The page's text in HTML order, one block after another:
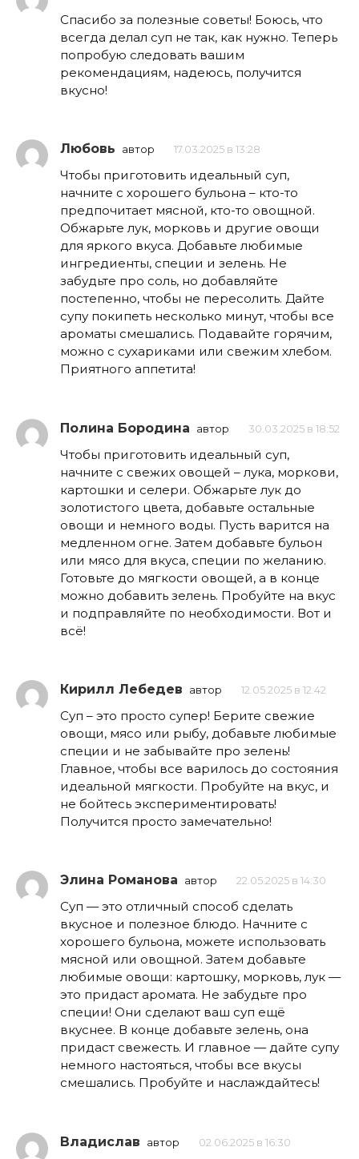
Спасибо за полезные советы! Боюсь, что
всегда делал суп не так, как нужно. Теперь
попробую следовать вашим
рекомендациям, надеюсь, получится
вкусно!
Любовь автор 17.03.2025 в 13:28
Чтобы приготовить идеальный суп,
начните с хорошего бульона – кто-то
предпочитает мясной, кто-то овощной.
Обжарьте лук, морковь и другие овощи
для яркого вкуса. Добавьте любимые
ингредиенты, специи и зелень. Не
забудьте про соль, но добавляйте
постепенно, чтобы не пересолить. Дайте
супу покипеть несколько минут, чтобы все
ароматы смешались. Подавайте горячим,
можно с сухариками или свежим хлебом.
Приятного аппетита!
Полина Бородина автор 30.03.2025 в 18:52
Чтобы приготовить идеальный суп,
начните с свежих овощей – лука, моркови,
картошки и селери. Обжарьте лук до
золотистого цвета, добавьте остальные
овощи и немного воды. Пусть варится на
медленном огне. Затем добавьте бульон
или мясо для вкуса, специи по желанию.
Готовьте до мягкости овощей, а в конце
можно добавить зелень. Пробуйте на вкус
и подправляйте по необходимости. Вот и
всё!
Кирилл Лебедев автор 12.05.2025 в 12:42
Суп – это просто супер! Берите свежие
овощи, мясо или рыбу, добавьте любимые
специи и не забывайте про зелень!
Главное, чтобы все варилось до состояния
идеальной мягкости. Пробуйте на вкус, и
не бойтесь экспериментировать!
Получится просто замечательно!
Элина Романова автор 22.05.2025 в 14:30
Суп — это отличный способ сделать
вкусное и полезное блюдо. Начните с
хорошего бульона, можете использовать
мясной или овощной. Затем добавьте
любимые овощи: картошку, морковь, лук —
это придаст аромата. Не забудьте про
специи! Они сделают ваш суп ещё
вкуснее. В конце добавьте зелень, она
придаст свежесть. И главное — дайте супу
немного настояться, чтобы все вкусы
смешались. Пробуйте и наслаждайтесь!
Владислав автор 02.06.2025 в 16:30